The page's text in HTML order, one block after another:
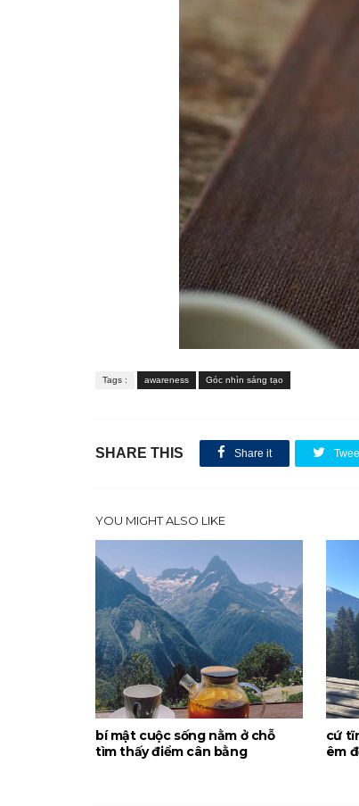
Tags : awareness Góc nhìn sáng tạo
SHARE THIS Share it
YOU MIGHT ALSO LIKE
bí mật cuộc sống nằm ở chỗ
tìm thấy điểm cân bằng
cứ
êm